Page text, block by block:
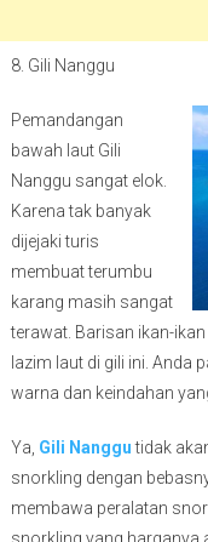
8. Gili Nanggu
Pemandangan
bawah laut Gili
Nanggu sangat elok.
Karena tak banyak
dijejaki turis
membuat terumbu
karang masih sangat
terawat. Barisan ikan-
lazim laut di gili ini. Anda
warna dan keindahan
Ya, Gili Nanggutidak
snorkling dengan
membawa peralatan